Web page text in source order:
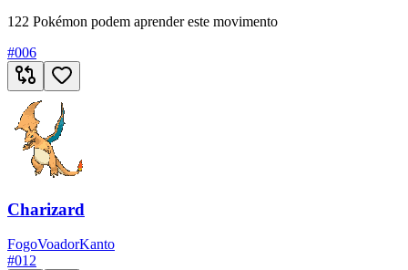
122 Pokémon podem aprender este movimento
#006
Charizard
FogoVoadorKanto
#012